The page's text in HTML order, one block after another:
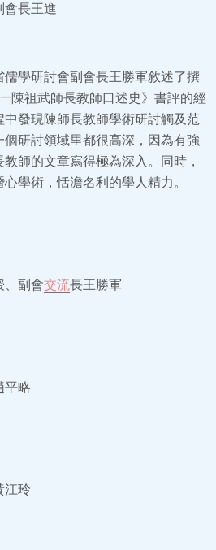
會長王進
學研討會副會長王勝軍敘述了撰
陳祖武師長教師口述史》書評的經
發現陳師長教師學術研討觸及范
研討領域里都很高深，因為有強
師的文章寫得極為深入。同時，
學術，恬澹名利的學人精力。
、副會交流長王勝軍
平略
江玲